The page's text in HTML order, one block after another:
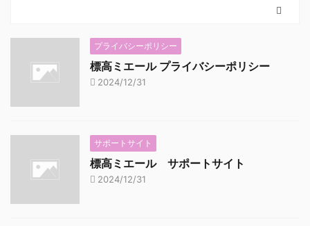
プライバシーポリシー
標高ミエール プライバシーポリシー
2024/12/31
サポートサイト
標高ミエール サポートサイト
2024/12/31